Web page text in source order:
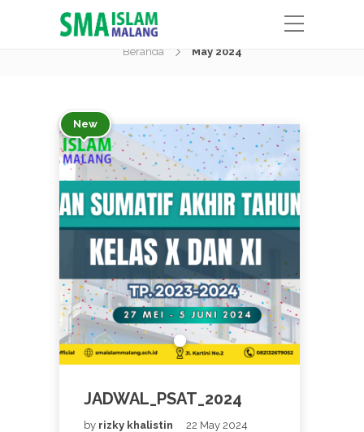
Month:
Beranda May 2024
New
JADWAL_PSAT_2024
by rizky khalistin 22 May 2024